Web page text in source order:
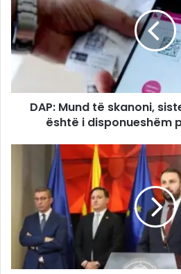
DAP: Mund të skanoni,
është i disponueshëm